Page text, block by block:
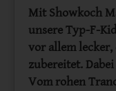
Mit Showkoch
unsere Typ-F-
vor allem lecker,
zubereitet.
Vom rohen